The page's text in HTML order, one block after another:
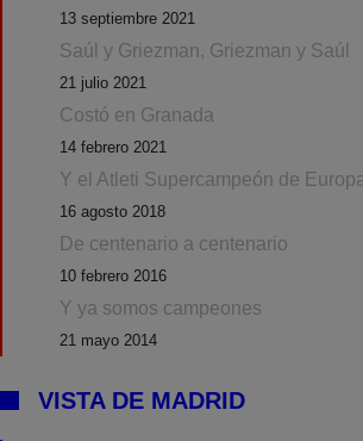
13 septiembre 2021
Saúl y Griezman, Griezman y Saúl
21 julio 2021
Costó en Granada
14 febrero 2021
Y el Atleti Supercampeón de
16 agosto 2018
De centenario a centenario
10 febrero 2016
Y ya somos campeones
21 mayo 2014
VISTA DE MADRID